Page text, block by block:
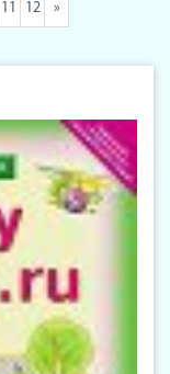
11 12 »